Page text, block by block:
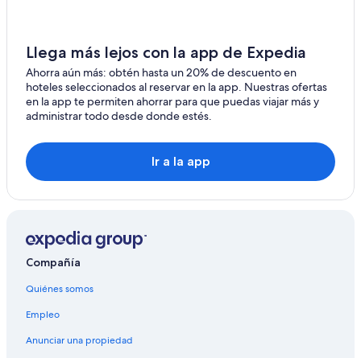
Hoteles con estacionamiento en Kinloch
Hoteles baratos en Distrito de Taupo
Hoteles en Distrito de Taupo
Hoteles en Tokaanu
Hoteles cerca de Taupo
Llega más lejos con la app de Expedia
Ahorra aún más: obtén hasta un 20% de descuento en
hoteles seleccionados al reservar en la app. Nuestras ofertas
en la app te permiten ahorrar para que puedas viajar más y
administrar todo desde donde estés.
Ir a la app
Compañía
Quiénes somos
Empleo
Anunciar una propiedad